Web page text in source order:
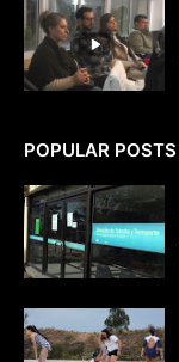
POPULAR POSTS